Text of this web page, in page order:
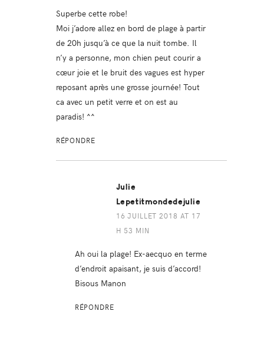
Superbe cette robe!
Moi j’adore allez en bord de plage à partir
de 20h jusqu’à ce que la nuit tombe. Il
n’y a personne, mon chien peut courir a
cœur joie et le bruit des vagues est hyper
reposant après une grosse journée! Tout
ca avec un petit verre et on est au
paradis! ^^
RÉPONDRE
Julie
Lepetitmondedejulie
16 JUILLET 2018 AT 17
H 53 MIN
Ah oui la plage! Ex-aecquo en terme
d’endroit apaisant, je suis d’accord!
Bisous Manon
RÉPONDRE